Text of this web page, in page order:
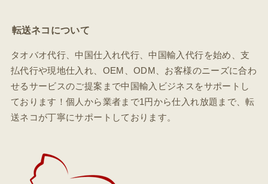
転送ネコについて
タオバオ代行、中国仕入れ代行、中国輸入代行を始め、支
払代行や現地仕入れ、OEM、ODM、お客様のニーズに合わ
せるサービスのご提案まで中国輸入ビジネスをサポートし
ております！個人から業者まで1円から仕入れ放題まで、転
送ネコが丁寧にサポートしております。